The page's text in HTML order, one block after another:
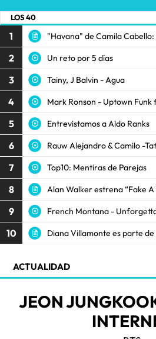
LOS 40
1 "Havana" de Camila
2 Un reto por 5 días
3 Tainy, J Balvin - Agua
4 Mark Ronson - Uptown Funk
5 Entrevistamos a Aldo Ranks
6 Rauw Alejandro & Camilo -
7 Top10: Mentiras de Parejas
8 Alan Walker estrena “Fake A
9 French Montana -
10 Diana Villamonte es parte de
ACTUALIDAD
JEON